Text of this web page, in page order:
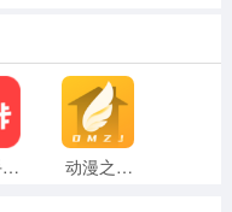
翻咔手机正版 动漫之家社区原版